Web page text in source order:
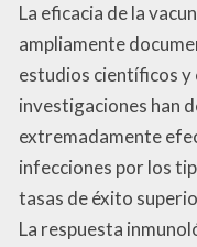
La eficacia de la
ampliamente
estudios científicos y
investigaciones han
extremadamente
infecciones por los
tasas de éxito
La respuesta